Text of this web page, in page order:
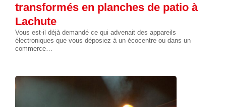
transformés en planches de patio à
Lachute
Vous est-il déjà demandé ce qui advenait des appareils
électroniques que vous déposiez à un écocentre ou dans un
commerce…